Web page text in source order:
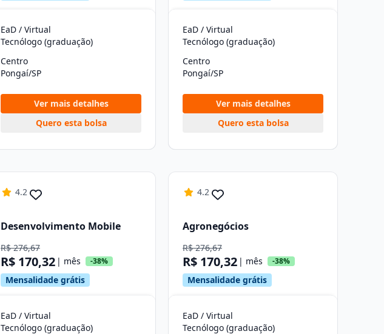
EaD / Virtual
Tecnólogo (graduação)
Centro
Pongaí/SP
Ver mais detalhes
Quero esta bolsa
EaD / Virtual
Tecnólogo (graduação)
Centro
Pongaí/SP
Ver mais detalhes
Quero esta bolsa
4.2
Desenvolvimento Mobile
R$ 276,67
R$ 170,32 | mês -38%
Mensalidade grátis
EaD / Virtual
Tecnólogo (graduação)
4.2
Agronegócios
R$ 276,67
R$ 170,32 | mês -38%
Mensalidade grátis
EaD / Virtual
Tecnólogo (graduação)